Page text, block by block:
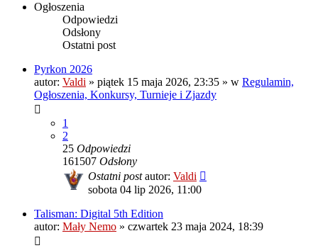
Ogłoszenia
Odpowiedzi
Odsłony
Ostatni post
Pyrkon 2026
autor: Valdi » piątek 15 maja 2026, 23:35 » w Regulamin,
Ogłoszenia, Konkursy, Turnieje i Zjazdy
1
2
25 Odpowiedzi
161507 Odsłony
Ostatni postautor: Valdi
sobota 04 lip 2026, 11:00
Talisman: Digital 5th Edition
autor: Mały Nemo » czwartek 23 maja 2024, 18:39